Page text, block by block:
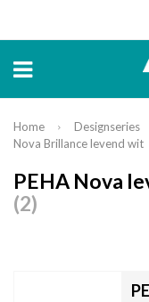
Home Designseries
Nova Brillance levend wit
PEHA Nova
(2)